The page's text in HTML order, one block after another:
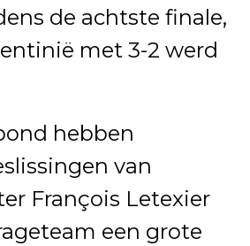
de achtste finale,
met 3-2 werd
hebben
van
François Letexier
een grote